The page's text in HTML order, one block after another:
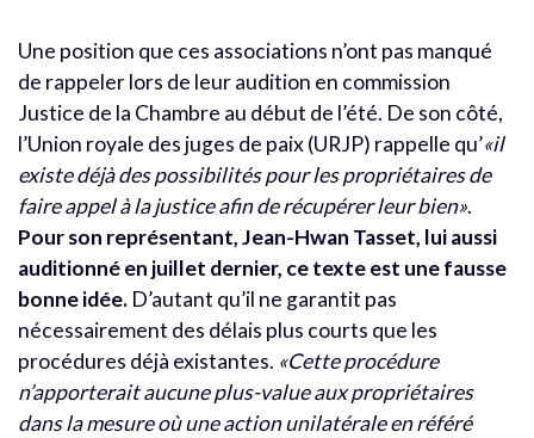
Une position que ces associations n’ont pas manqué
de rappeler lors de leur audition en commission
Justice de la Chambre au début de l’été. De son côté,
l’Union royale des juges de paix (URJP) rappelle qu’«il
existe déjà des possibilités pour les propriétaires de
faire appel à la justice afin de récupérer leur bien».
Pour son représentant, Jean-Hwan Tasset, lui aussi
auditionné en juillet dernier, ce texte est une fausse
bonne idée. D’autant qu’il ne garantit pas
nécessairement des délais plus courts que les
procédures déjà existantes. «Cette procédure
n’apporterait aucune plus-value aux propriétaires
dans la mesure où une action unilatérale en référé